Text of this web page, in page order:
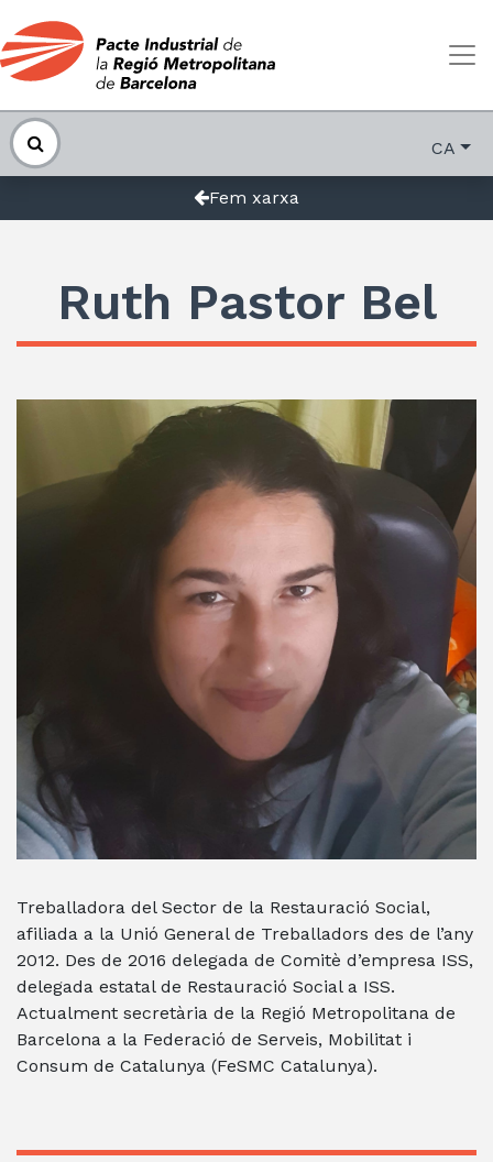
CA
Fem xarxa
Ruth Pastor Bel
Treballadora del Sector de la Restauració Social,
afiliada a la Unió General de Treballadors des de l’any
2012. Des de 2016 delegada de Comitè d’empresa ISS,
delegada estatal de Restauració Social a ISS.
Actualment secretària de la Regió Metropolitana de
Barcelona a la Federació de Serveis, Mobilitat i
Consum de Catalunya (FeSMC Catalunya).